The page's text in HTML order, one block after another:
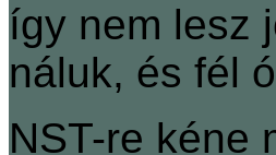
így nem lesz
náluk, és fél
NST-re kéne